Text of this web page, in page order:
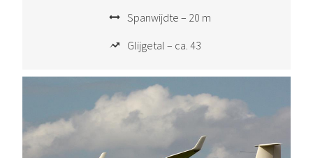
Spanwijdte – 20 m
Glijgetal – ca. 43